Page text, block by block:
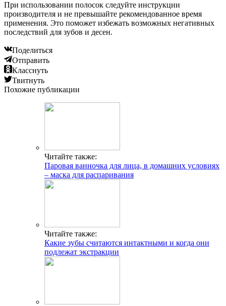
При использовании полосок следуйте инструкции
производителя и не превышайте рекомендованное время
применения. Это поможет избежать возможных негативных
последствий для зубов и десен.
Поделиться
Отправить
Класснуть
Твитнуть
Похожие публикации
Читайте также:
Паровая ванночка для лица, в домашних условиях
– маска для распаривания
Читайте также:
Какие зубы считаются интактными и когда они
подлежат экстракции